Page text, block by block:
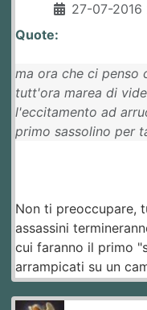
27-07-2016
Quote:
ma ora che ci penso
tutt'ora marea di
l'eccitamento ad
primo sassolino per
Non ti preoccupare,
assassini
cui faranno il primo
arrampicati su un